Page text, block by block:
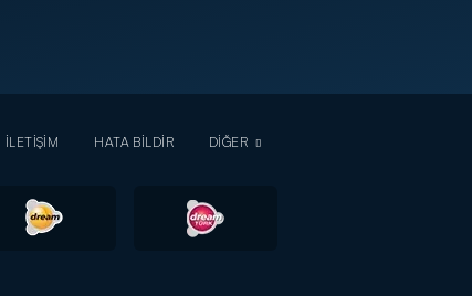
İLETİŞİM HATA BİLDİR DİĞER